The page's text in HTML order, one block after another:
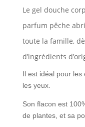
Le gel douche
parfum pêche
toute la famille,
d’ingrédients
Il est idéal pour
les yeux.
Son flacon est
de plantes, et sa